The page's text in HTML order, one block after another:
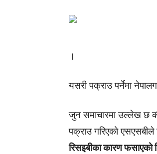
।
यसरी पक्राउ पर्नेमा
जुन समाचारमा उल्लेख छ
पक्राउ गरिएको
रिसइबीका कारण फसाएको